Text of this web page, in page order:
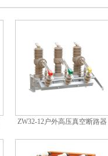
ZW32-12户外高压真空断路器